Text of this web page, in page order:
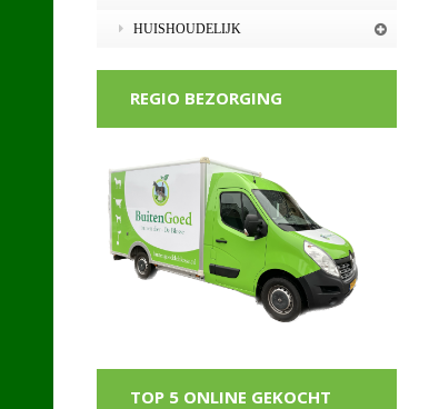
HUISHOUDELIJK
REGIO BEZORGING
TOP 5 ONLINE GEKOCHT